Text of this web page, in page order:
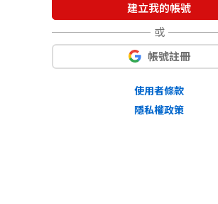
建立我的帳號
或
帳號註冊
使用者條款
隱私權政策